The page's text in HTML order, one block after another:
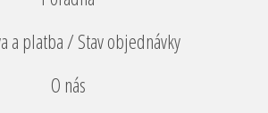
a platba / Stav objednávky
O nás